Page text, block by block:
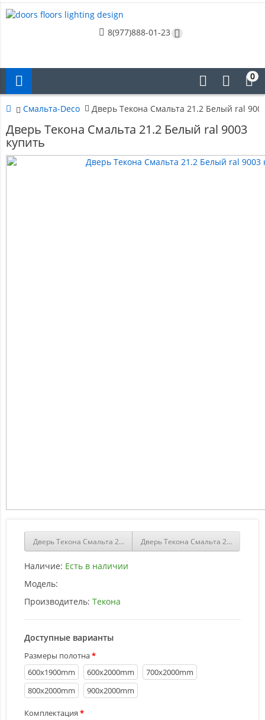
8(977)888-01-23
0
Смальта-Deco Дверь Текона Смальта 21.2 Белый ral
Дверь Текона Смальта 21.2 Белый ral 9003
купить
Дверь Текона Смальта 21.2 Графит ral 7015 купить
Дверь Текона Смальта 21.2
Наличие: Есть в наличии
Модель:
Производитель: Текона
Доступные варианты
Размеры полотна
600х1900mm
600х2000mm
700х2000mm
800х2000mm
900х2000mm
Комплектация